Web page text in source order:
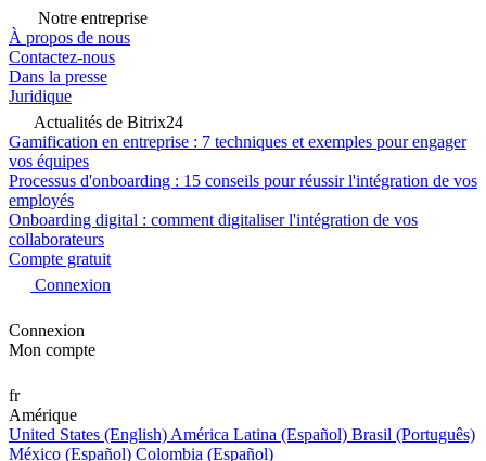
Notre entreprise
À propos de nous
Contactez-nous
Dans la presse
Juridique
Actualités de Bitrix24
Gamification en entreprise : 7 techniques et exemples pour engager
vos équipes
Processus d'onboarding : 15 conseils pour réussir l'intégration de vos
employés
Onboarding digital : comment digitaliser l'intégration de vos
collaborateurs
Compte gratuit
Connexion
Connexion
Mon compte
fr
Amérique
United States (English) América Latina (Español) Brasil (Português)
México (Español) Colombia (Español)